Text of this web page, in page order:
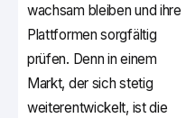
wachsam bleiben und ihre
Plattformen sorgfältig
prüfen. Denn in einem
Markt, der sich stetig
weiterentwickelt, ist die